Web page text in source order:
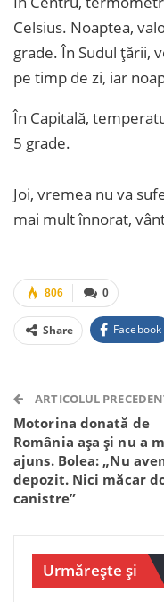
Celsius. Noaptea,
grade. În Sudul țării,
pe timp de zi, iar
În Capitală,
5 grade.
Joi, vremea nu va
mai mult înnorat,
0
806
Share Facebook
Telegram
ARTICOLUL
Motorina donată de
România așa și nu a
ajuns. Bolea: „Nu
depozit. Nici măcar
canistre”
Urmărește și